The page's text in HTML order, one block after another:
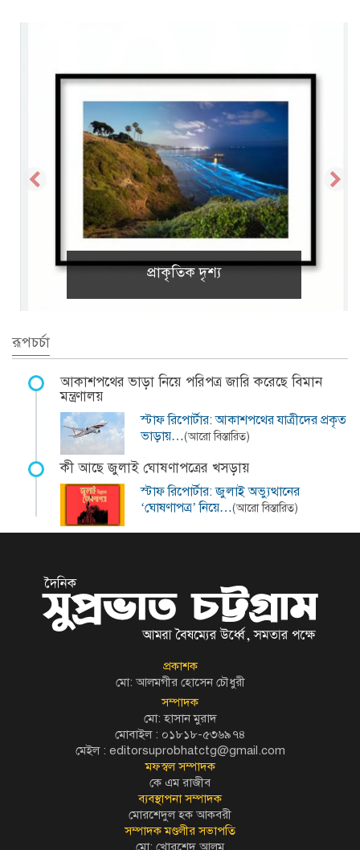
প্রাকৃতিক দৃশ্য
রূপচর্চা
আকাশপথের ভাড়া নিয়ে পরিপত্র জারি করেছে বিমান
মন্ত্রণালয়
স্টাফ রিপোর্টার: আকাশপথের যাত্রীদের প্রকৃত
ভাড়ায়…(আরো বিস্তারিত)
কী আছে জুলাই ঘোষণাপত্রের খসড়ায়
স্টাফ রিপোর্টার: জুলাই অভ্যুত্থানের
‘ঘোষণাপত্র’ নিয়ে…(আরো বিস্তারিত)
প্রকাশক
মো: আলমগীর হোসেন চৌধুরী
সম্পাদক
মো: হাসান মুরাদ
মোবাইল : ০১৮১৮-৫৩৬৯৭৪
মেইল : editorsuprobhatctg@gmail.com
মফস্বল সম্পাদক
কে এম রাজীব
ব্যবস্থাপনা সম্পাদক
মোরশেদুল হক আকবরী
সম্পাদক মণ্ডলীর সভাপতি
মো: খোরশেদ আলম